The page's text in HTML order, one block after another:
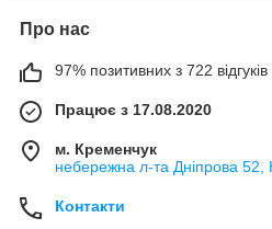
Про нас
97% позитивних з 722 відгуків
Працює з 17.08.2020
м. Кременчук
небережна л-та Дніпрова 52,
Контакти